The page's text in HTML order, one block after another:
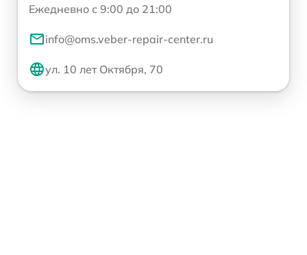
Ежедневно с 9:00 до 21:00
info@oms.veber-repair-center.ru
ул. 10 лет Октября, 70